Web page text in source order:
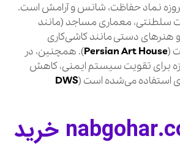
نماد حفاظت، شانس و آرامش است.
سلطنتی، معماری مساجد (مانند
هنرهای دستی مانند کاشی‌کاری
(
Persian Art House). همچنین، در
برای تقویت سیستم ایمنی، کاهش
استفاده می‌شده است (DWS
چرا از nabgohar.com خرید